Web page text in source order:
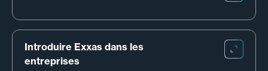
Introduire Exxas dans les
entreprises